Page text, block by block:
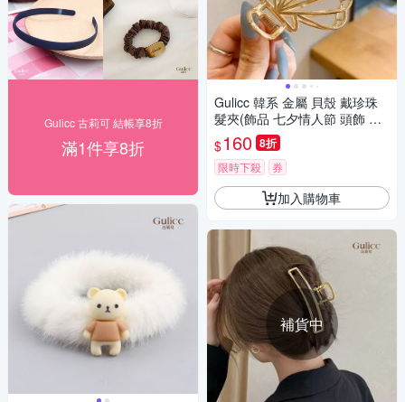
Gulicc 古莉可 結帳享8折
滿1件享8折
Gulicc 韓系 金屬 貝殼 戴珍珠
髮夾(飾品 七夕情人節 頭飾 髮
帶 髮箍 生日禮物 主題穿搭 約
會 )
$160 8折
限時下殺 券
加入購物車
補貨中